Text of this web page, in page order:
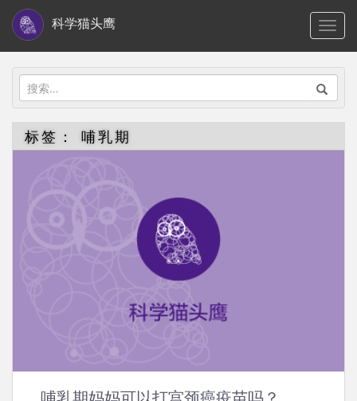
i
科学猫头鹰
搜
索：
标签： 哺乳期